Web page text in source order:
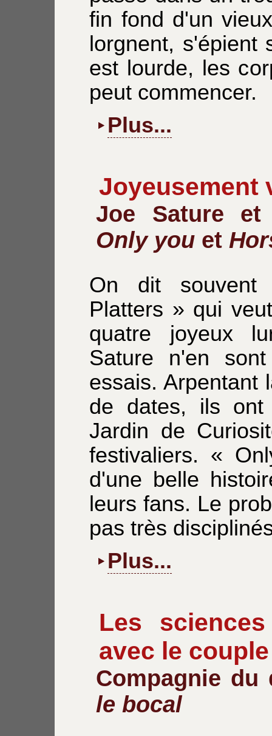
fin fond d'un
lorgnent, s'épient
est lourde, les
peut commencer.
Plus...
Joyeusement
Joe Sature et
Only you et
On dit
Platters » qui
quatre joyeux
Sature n'en
essais. Arpentant
de dates, ils ont
Jardin de
festivaliers. «
d'une belle
leurs fans. Le
pas très
Plus...
Les
avec le
Compagnie
le bocal